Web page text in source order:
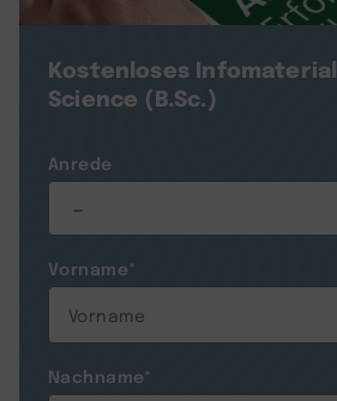
Kostenloses Infomaterial
Science (B.Sc.)
Anrede
Vorname*
Nachname*